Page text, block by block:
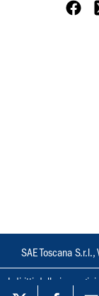
SAE Toscana
I diritti delle immagini